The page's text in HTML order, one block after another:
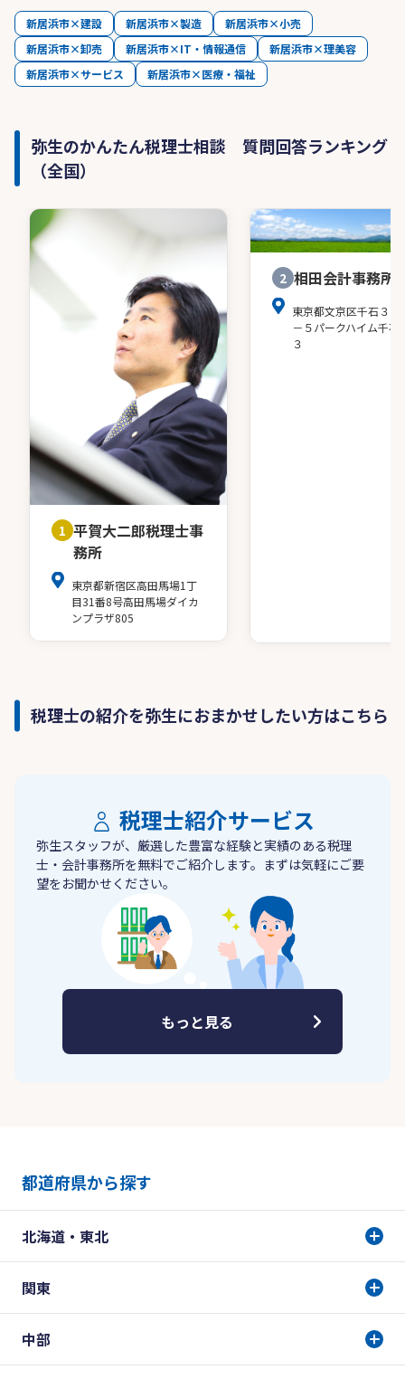
新居浜市×建設 新居浜市×製造
新居浜市×小売
新居浜市×卸売
新居浜市×IT・情報通信
新居浜市×理美容
新居浜市×サービス
新居浜市×医療・福祉
弥生のかんたん税理士相談 質問回答ランキング
（全国）
1 平賀大二郎税理士事
務所
東京都新宿区高田馬場1丁
目31番8号高田馬場ダイカ
ンプラザ805
2 相田会計事務所
東京都文京区千石３－
－５パークハイム千石
３
税理士の紹介を弥生におまかせしたい方はこちら
税理士紹介サービス
弥生スタッフが、厳選した豊富な経験と実績のある税理
士・会計事務所を無料でご紹介します。まずは気軽にご要
望をお聞かせください。
もっと見る
都道府県から探す
北海道・東北
関東
中部